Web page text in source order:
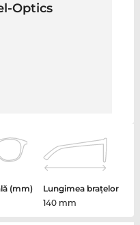
Optics
(mm)
Lungimea brațelor
140 mm